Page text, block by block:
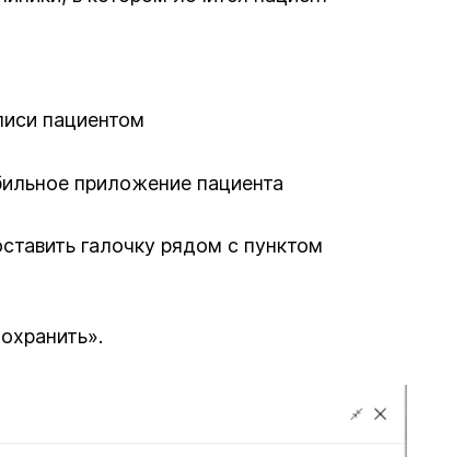
пациентом
приложение пациента
галочку рядом с пунктом